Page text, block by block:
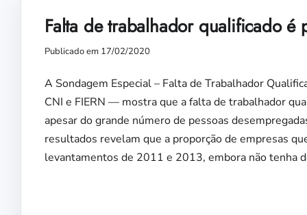
Falta de trabalhador qualificado
Publicado em 17/02/2020
A Sondagem Especial – Falta de Trabalhador
CNI e FIERN — mostra que a falta de trabalhador
apesar do grande número de pessoas
resultados revelam que a proporção de empresas
levantamentos de 2011 e 2013, embora não tenha